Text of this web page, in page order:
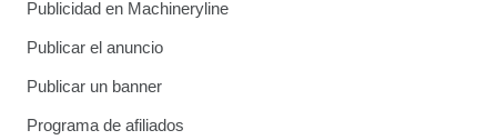
Publicidad en Machineryline
Publicar el anuncio
Publicar un banner
Programa de afiliados